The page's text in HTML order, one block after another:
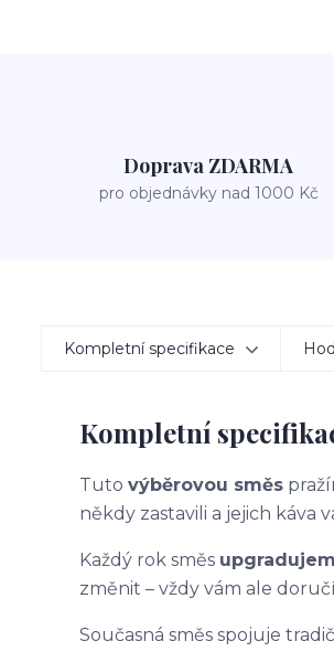
Doprava ZDARMA
pro objednávky nad 1000 Kč
Kompletní specifikace
Kompletní
Tuto výběrovou směs
někdy zastavili a jejich káva
Každý rok směs
změnit – vždy vám ale
Současná směs spojuje